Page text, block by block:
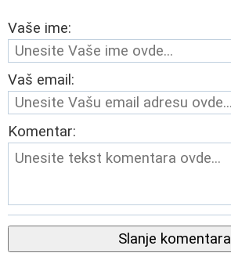
Vaše ime:
Vaš email:
Komentar:
Slanje komentara